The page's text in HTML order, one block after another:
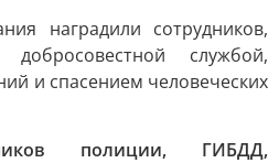
наградили сотрудников,
службой,
и спасением человеческих
полиции, ГИБДД,